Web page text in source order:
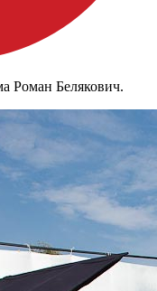
Роман Белякович.